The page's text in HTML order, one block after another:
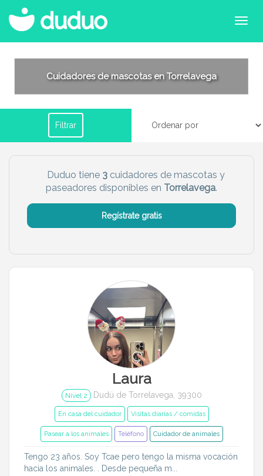
Cuidadores de mascotas en Torrelavega
Filtrar
Filtrar por horario
Tu dudú ideal
Chico
Más servicio del dudú
Canguro
Mascotas
Entrenador
En casa del cuidador
Visitas diarias / comidas
Alojamiento de mascotas
Tamaño de mi mascota
Pequeños (0-7kg)
Grandes (18-45kg)
Duduo tiene 3 cuidadores de mascotas y
paseadores disponibles en Torrelavega.
Regístrate gratis
Laura
Nivel 2 Dudú de Torrelavega, 39300
En casa del cuidador Visitas diarias / comidas
Pasear a los animales Teléfono Cuidador de animales
Tengo 23 años. Soy Tcae pero tengo la misma vocación
hacia los animales. . Desde pequeña m...